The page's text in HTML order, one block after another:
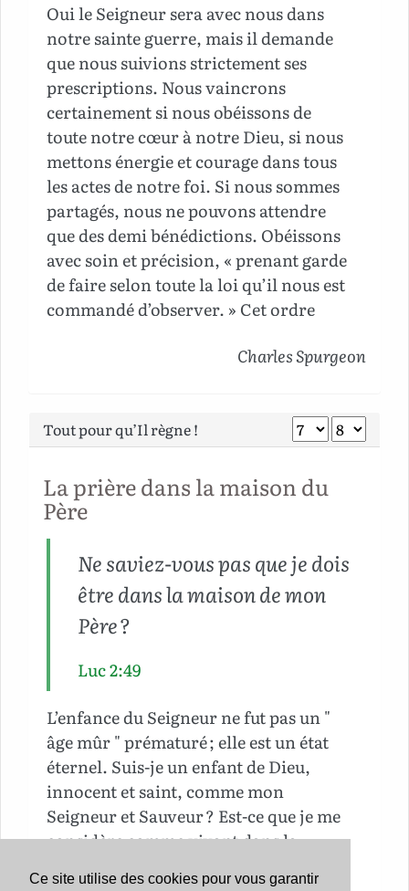
Ce site utilise des cookies pour vous garantir
Oui le Seigneur sera avec nous dans
notre sainte guerre, mais il demande
que nous suivions strictement ses
prescriptions. Nous vaincrons
certainement si nous obéissons de
toute notre cœur à notre Dieu, si nous
mettons énergie et courage dans tous
les actes de notre foi. Si nous sommes
partagés, nous ne pouvons attendre
que des demi bénédictions. Obéissons
avec soin et précision, « prenant garde
de faire selon toute la loi qu’il nous est
commandé d’observer. » Cet ordre
volonté divine dans tous ses détails.
la loi. »
qui nous plaît, mais à suivre les
commandements divins, tels qu’ils
sont donnés, tous, sans exception.
Faisons-le avec exactitude et
persévérance. Courons droit devant
nous, sans nous écarter à gauche ni à
droite. Ne soyons pas plus rigides que
sa loi ; ne la traitons pas non plus
légèrement, pour en prendre à notre
aise avec elle. Si nous obéissons
ponctuellement, la prospérité
spirituelle sera notre lot. Ô Dieu aide-
moi à reconnaître si j’agis de la sorte,
afin que je ne perde pas l’effet de ta
promesse !
Charles Spurgeon
Tout pour qu’Il règne !
La prière dans la maison du
Père
Ne saviez-vous pas que je dois
être dans la maison de mon
Père ?
Luc 2:49
L’enfance du Seigneur ne fut pas un "
âge mûr " prématuré ; elle est un état
éternel. Suis-je un enfant de Dieu,
innocent et saint, comme mon
Seigneur et Sauveur ? Est-ce que je me
considère comme vivant dans la